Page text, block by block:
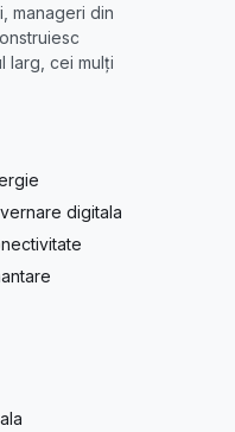
manageri din
larg, cei mulți
digitala